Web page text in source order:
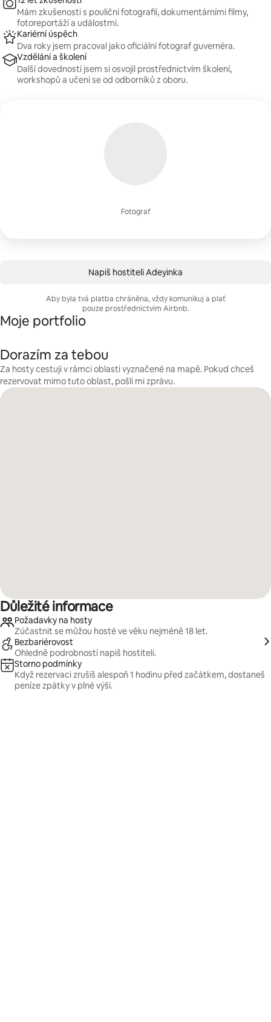
Fotograf
Mám zkušenosti s pouliční fotografií, dokumentárními filmy,
fotoreportáží a událostmi.
Kariérní úspěch
Dva roky jsem pracoval jako oficiální fotograf guvernéra.
Vzdělání a školení
Další dovednosti jsem si osvojil prostřednictvím školení,
workshopů a učení se od odborníků z oboru.
Napiš hostiteli Adeyinka
Aby byla tvá platba chráněna, vždy komunikuj a plať
pouze prostřednictvím Airbnb.
Moje portfolio
Dorazím za tebou
Za hosty cestuji v rámci oblasti vyznačené na mapě. Pokud chceš
rezervovat mimo tuto oblast, pošli mi zprávu.
Důležité informace
Požadavky na hosty
Zúčastnit se můžou hosté ve věku nejméně 18 let.
Bezbariérovost
Ohledně podrobností napiš hostiteli.
Storno podmínky
Když rezervaci zrušíš alespoň 1 hodinu před začátkem, dostaneš
peníze zpátky v plné výši.